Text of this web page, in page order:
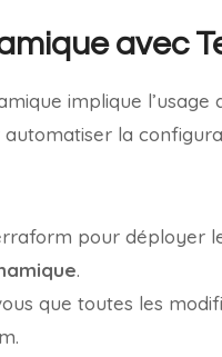
avec
implique l’usage
la
pour déployer
.
que toutes les